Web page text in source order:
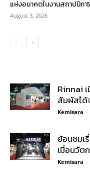
แห่งอนาคตในงานสถาปนิก
August 3, 2026
Rinnai
สัมผัสได้
Kemisara -
ย้อนชมเ
เมื่อนวัต
Kemisara -